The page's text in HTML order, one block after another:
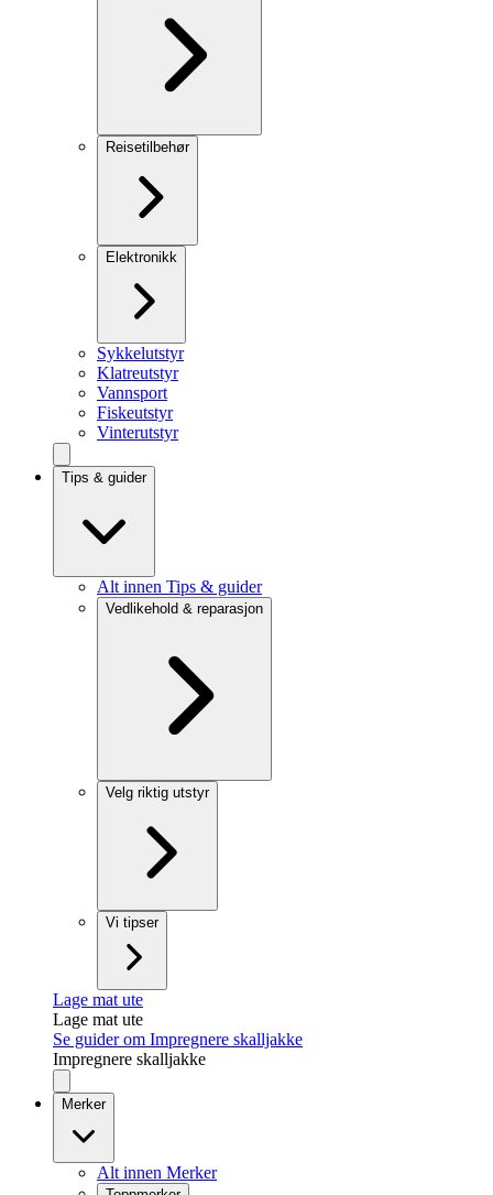
Reisetilbehør
Elektronikk
Sykkelutstyr
Klatreutstyr
Vannsport
Fiskeutstyr
Vinterutstyr
Tips & guider
Alt innen Tips & guider
Vedlikehold & reparasjon
Velg riktig utstyr
Vi tipser
Lage mat ute
Lage mat ute
Se guider om Impregnere skalljakke
Impregnere skalljakke
Merker
Alt innen Merker